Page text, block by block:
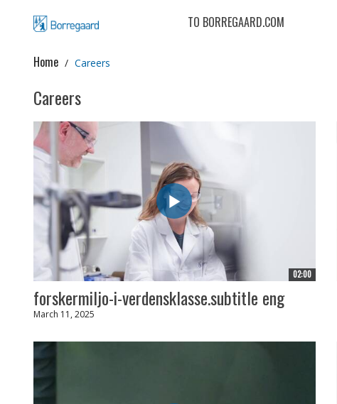
TO BORREGAARD.COM
Home Careers
Careers
02:00
forskermiljo-i-verdensklasse.subtitle eng
March 11, 2025